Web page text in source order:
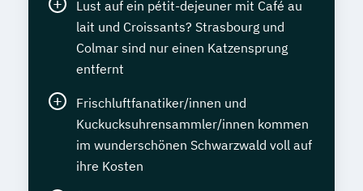
Lust auf ein pétit-dejeuner mit Café au
lait und Croissants? Strasbourg und
Colmar sind nur einen Katzensprung
entfernt
Frischluftfanatiker/innen und
Kuckucksuhrensammler/innen kommen
im wunderschönen Schwarzwald voll auf
ihre Kosten